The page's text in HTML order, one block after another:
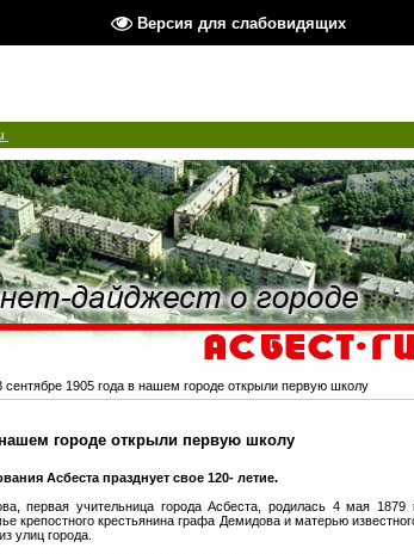
Версия для слабовидящих
сентябре 1905 года в нашем городе открыли первую школу
городе открыли первую школу
Асбеста празднует свое 120- летие.
первая учительница города Асбеста, родилась 4 мая
крепостного крестьянина графа Демидова и матерью
улиц города.